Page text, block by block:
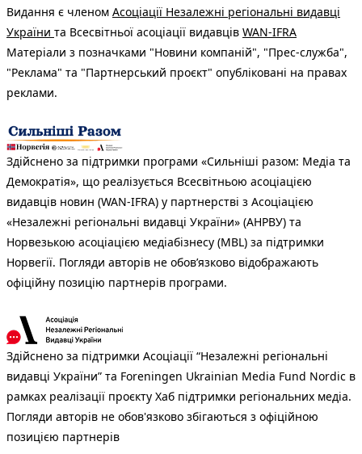
Видання є членом Асоціації Незалежні регіональні видавці
України та Всесвітньої асоціації видавців WAN-IFRA
Матеріали з позначками "Новини компаній", "Прес-служба",
"Реклама" та "Партнерський проєкт" опубліковані на правах
реклами.
Здійснено за підтримки програми «Сильніші разом: Медіа та
Демократія», що реалізується Всесвітньою асоціацією
видавців новин (WAN-IFRA) у партнерстві з Асоціацією
«Незалежні регіональні видавці України» (АНРВУ) та
Норвезькою асоціацією медіабізнесу (MBL) за підтримки
Норвегії. Погляди авторів не обов’язково відображають
офіційну позицію партнерів програми.
Здійснено за підтримки Асоціації “Незалежні регіональні
видавці України” та Foreningen Ukrainian Media Fund Nordic в
рамках реалізації проєкту Хаб підтримки регіональних медіа.
Погляди авторів не обов'язково збігаються з офіційною
позицією партнерів